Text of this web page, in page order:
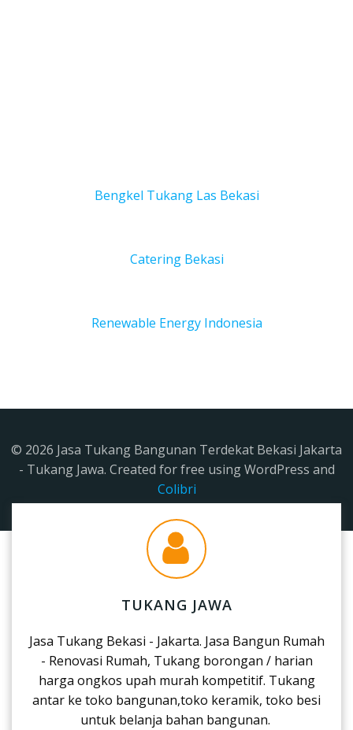
Bengkel Tukang Las Bekasi
Catering Bekasi
Renewable Energy Indonesia
© 2026 Jasa Tukang Bangunan Terdekat Bekasi Jakarta
- Tukang Jawa. Created for free using WordPress and
Colibri
TUKANG JAWA
Jasa Tukang Bekasi - Jakarta. Jasa Bangun Rumah
- Renovasi Rumah, Tukang borongan / harian
harga ongkos upah murah kompetitif. Tukang
antar ke toko bangunan,toko keramik, toko besi
untuk belanja bahan bangunan.